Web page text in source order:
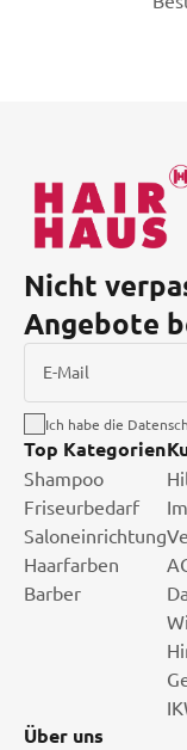
Nicht
Angebote
E-Mail
Ich habe die
Top Kategorien
Shampoo
Friseurbedarf
Saloneinrichtung
Haarfarben
Barber
Über uns